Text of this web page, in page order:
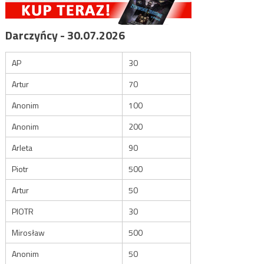
Darczyńcy - 30.07.2026
AP
30
Artur
70
Anonim
100
Anonim
200
Arleta
90
Piotr
500
Artur
50
PIOTR
30
Mirosław
500
Anonim
50